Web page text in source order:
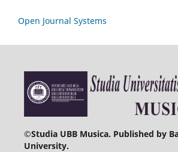
Open Journal Systems
©Studia UBB Musica. Published by
University.